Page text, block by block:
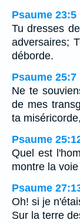
Psaume 23:5
Tu dresses
adversaires;
déborde.
Psaume 25:7
Ne te
de mes
ta
Psaume
Quel est
montre la
Psaume
Oh! si je
Sur la terre